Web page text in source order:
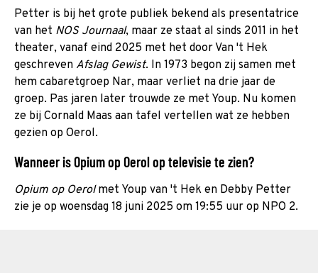
Petter is bij het grote publiek bekend als presentatrice
van het NOS Journaal, maar ze staat al sinds 2011 in het
theater, vanaf eind 2025 met het door Van 't Hek
geschreven Afslag Gewist. In 1973 begon zij samen met
hem cabaretgroep Nar, maar verliet na drie jaar de
groep. Pas jaren later trouwde ze met Youp. Nu komen
ze bij Cornald Maas aan tafel vertellen wat ze hebben
gezien op Oerol.
Wanneer is Opium op Oerol op televisie te zien?
Opium op Oerolmet Youp van 't Hek en Debby Petter
zie je op woensdag 18 juni 2025 om 19:55 uur op NPO 2.